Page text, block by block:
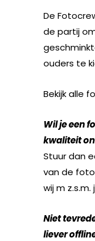
De
de partij
ouders te
Bekijk alle
Wil je een
kwaliteit
Stuur dan
van de
wij m
Niet
liever